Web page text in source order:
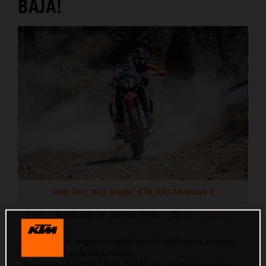
BAJA!
Jordi Quer_Baja Aragón_KTM 890 Adventure R
Este comunicado de prensa tiene: 20 Imágenes